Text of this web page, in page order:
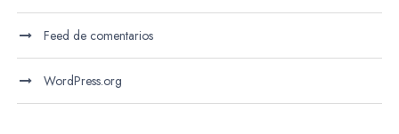
Feed de comentarios
WordPress.org